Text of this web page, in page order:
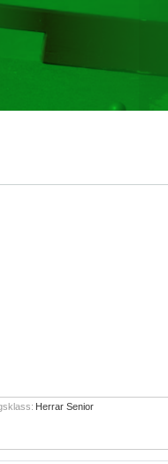
Herrar Senior